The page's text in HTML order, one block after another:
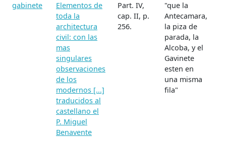
gabinete
Elementos de
toda la
architectura
civil: con las
mas
singulares
observaciones
de los
modernos [...]
traducidos al
castellano el
P. Miguel
Benavente
Part. IV,
cap. II, p.
256.
"que la
Antecamara,
la piza de
parada, la
Alcoba, y el
Gavinete
esten en
una misma
fila"